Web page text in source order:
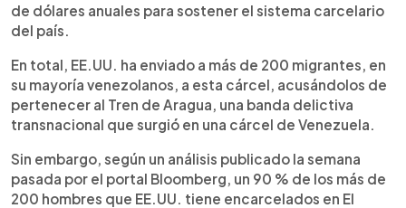
de dólares anuales para sostener el sistema carcelario
del país.
En total, EE.UU. ha enviado a más de 200 migrantes, en
su mayoría venezolanos, a esta cárcel, acusándolos de
pertenecer al Tren de Aragua, una banda delictiva
transnacional que surgió en una cárcel de Venezuela.
Sin embargo, según un análisis publicado la semana
pasada por el portal Bloomberg, un 90 % de los más de
200 hombres que EE.UU. tiene encarcelados en El